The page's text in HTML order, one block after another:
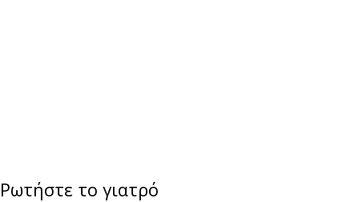
Ρωτήστε το γιατρό